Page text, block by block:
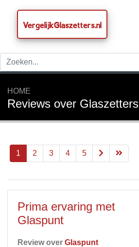
VergelijkGlaszetters.nl
HOME
Reviews over Glaszetters
1 2 3 4 5
Prima ervaring met
Glaspunt
Review over Glaspunt